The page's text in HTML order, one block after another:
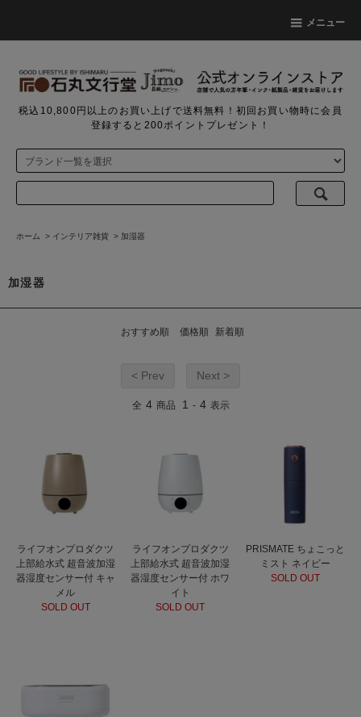
メニュー
税込10,800円以上のお買い上げで送料無料！初回お買い物時に会員
登録すると200ポイントプレゼント！
ホーム > インテリア雑貨 > 加湿器
加湿器
おすすめ順 価格順 新着順
< Prev Next >
全 4 商品 1 - 4 表示
ライフオンプロダクツ
上部給水式 超音波加湿
器湿度センサー付 キャ
メル
SOLD OUT
ライフオンプロダクツ
上部給水式 超音波加湿
器湿度センサー付 ホワ
イト
SOLD OUT
PRISMATE ちょこっと
ミスト ネイビー
SOLD OUT